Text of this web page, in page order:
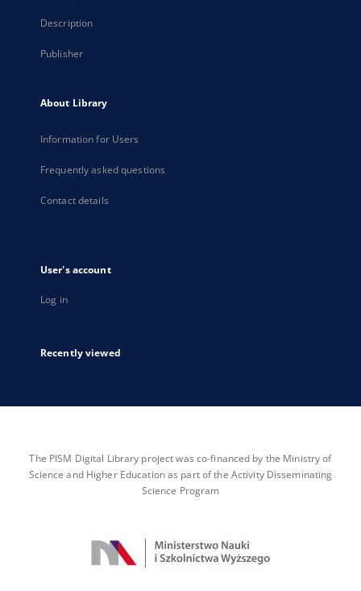
Description
Publisher
About Library
Information for Users
Frequently asked questions
Contact details
User's account
Log in
Recently viewed
The PISM Digital Library project was co-financed by the Ministry of
Science and Higher Education as part of the Activity Disseminating
Science Program